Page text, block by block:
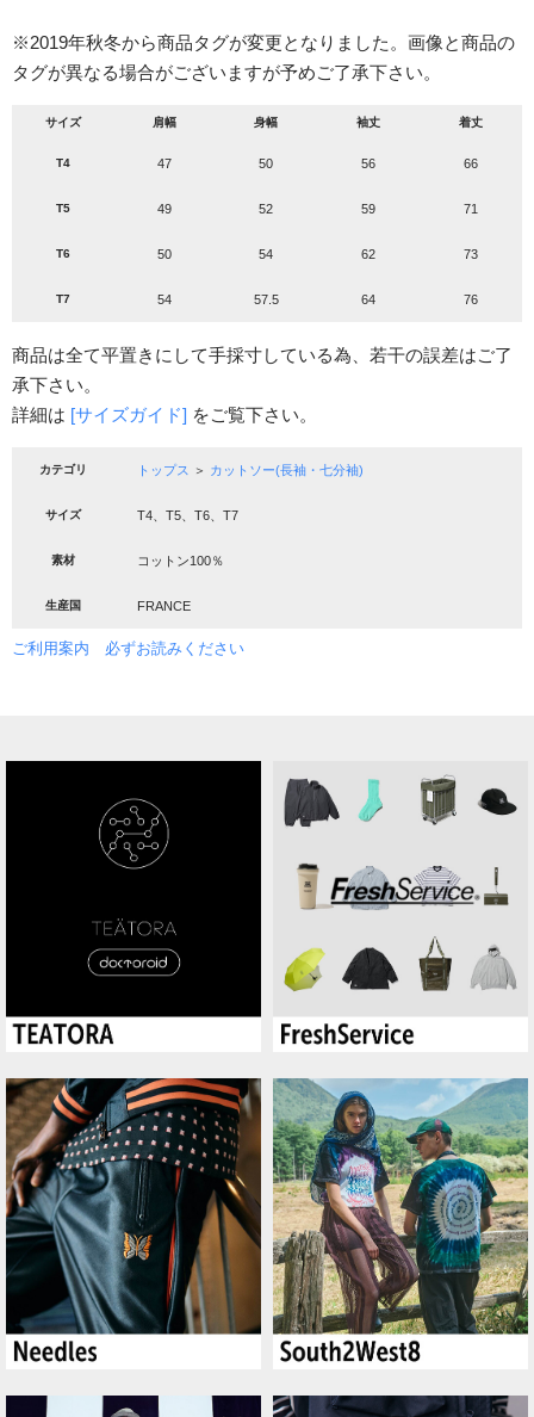
※2019年秋冬から商品タグが変更となりました。画像と商品の
タグが異なる場合がございますが予めご了承下さい。
サイズ 肩幅 身幅 袖丈 着丈
T4 47 50 56 66
T5 49 52 59 71
T6 50 54 62 73
T7 54 57.5 64 76
商品は全て平置きにして手採寸している為、若干の誤差はご了
承下さい。
詳細は [サイズガイド] をご覧下さい。
カテゴリ トップス ＞ カットソー(長袖・七分袖)
サイズ T4、T5、T6、T7
素材 コットン100％
生産国 FRANCE
ご利用案内 必ずお読みください